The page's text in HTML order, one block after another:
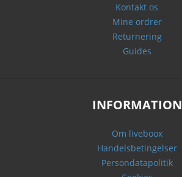
Kontakt os
Mine ordrer
Returnering
Guides
INFORMATION
Om liveboox
Handelsbetingelser
Persondatapolitik